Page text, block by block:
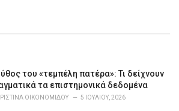
του «τεμπέλη πατέρα»: Τι δείχνουν
τα επιστημονικά δεδομένα
ΟΙΚΟΝΟΜΊΔΟΥ 5 ΙΟΥΛΊΟΥ, 2026